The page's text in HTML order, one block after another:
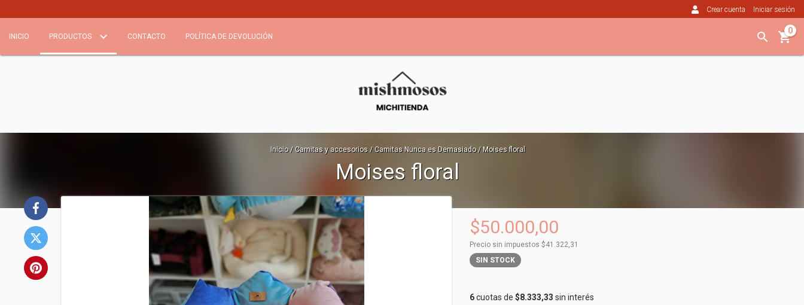
Crear cuenta Iniciar sesión
INICIO PRODUCTOS CONTACTO POLÍTICA DE DEVOLUCIÓN
0
Inicio / Camitas y accesorios / Camitas Nunca es Demasiado / Moises floral
Moises floral
$50.000,00
Precio sin impuestos $41.322,31
SIN STOCK
6cuotas de $8.333,33 sin interés